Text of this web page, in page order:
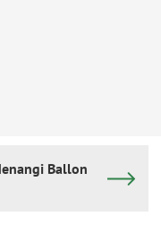
Ballon